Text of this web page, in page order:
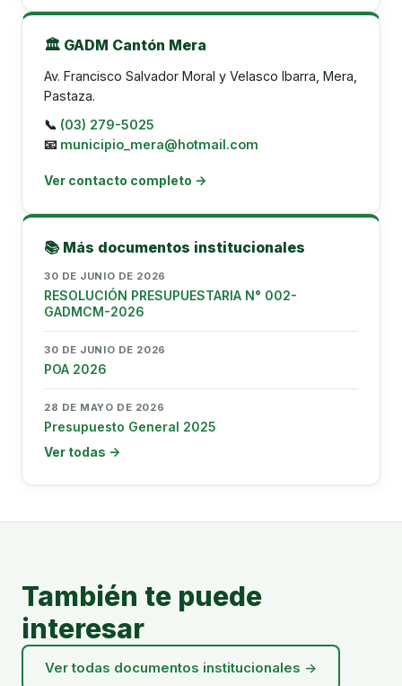
🏛️ GADM Cantón Mera
Av. Francisco Salvador Moral y Velasco Ibarra, Mera,
Pastaza.
📞 (03) 279-5025
📧 municipio_mera@hotmail.com
Ver contacto completo →
📚 Más documentos institucionales
30 DE JUNIO DE 2026
RESOLUCIÓN PRESUPUESTARIA N° 002-
GADMCM-2026
30 DE JUNIO DE 2026
POA 2026
28 DE MAYO DE 2026
Presupuesto General 2025
Ver todas →
También te puede
interesar
Ver todas documentos institucionales →